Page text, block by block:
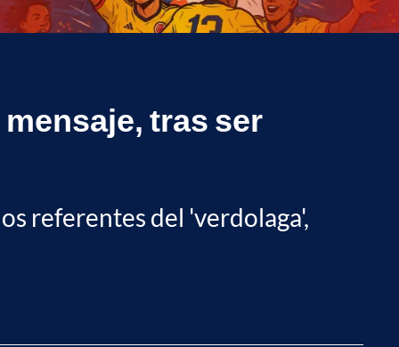
tras ser
referentes del 'verdolaga',